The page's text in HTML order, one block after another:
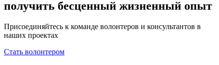
получить бесценный жизненный опыт
Присоединяйтесь к команде волонтеров и консультантов в
наших проектах
Стать волонтером